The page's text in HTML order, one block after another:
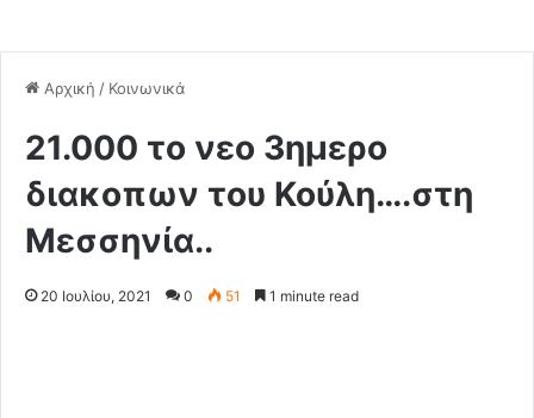
Αρχική / Κοινωνικά
21.000 το νεο 3ημερο
διακοπων του Κούλη….στη
Μεσσηνία..
20 Ιουλίου, 2021 0 51 1 minute read